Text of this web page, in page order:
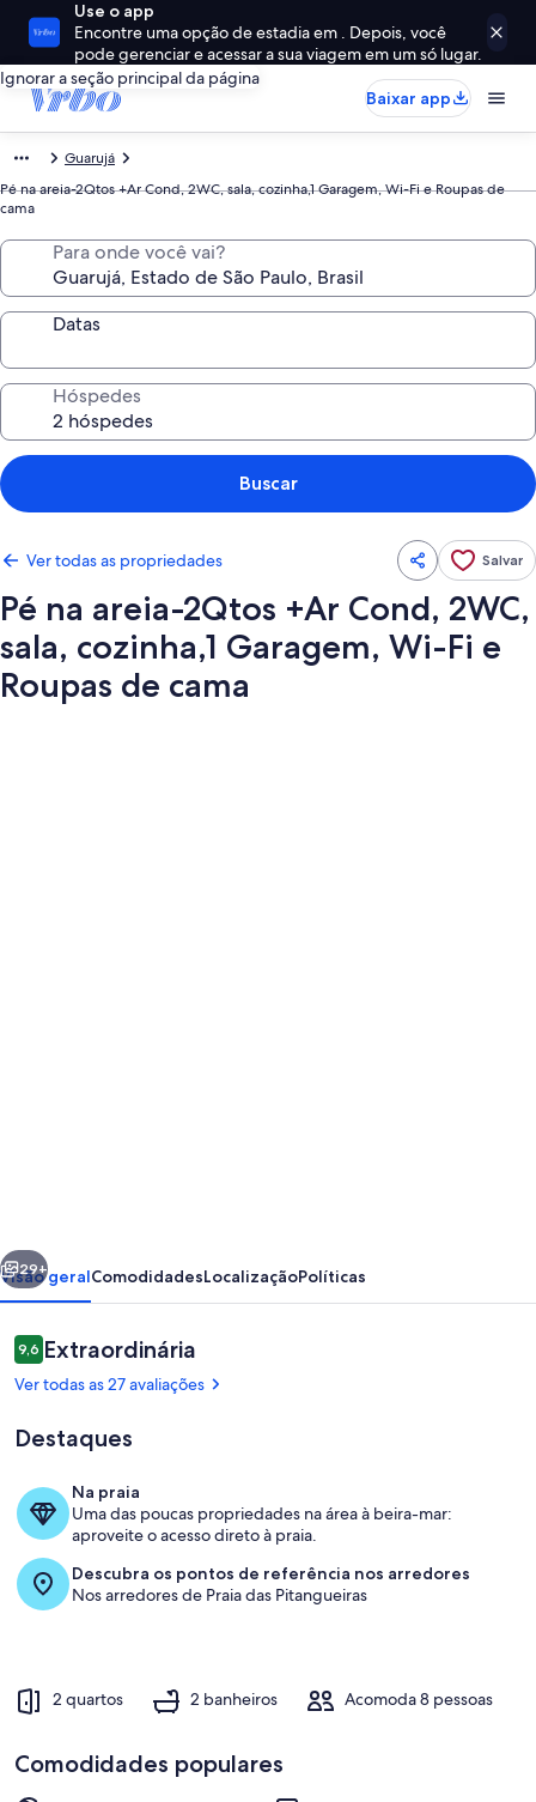
Use o app
Encontre uma opção de estadia em . Depois, você
pode gerenciar e acessar a sua viagem em um só lugar.
Ignorar a seção principal da página
Baixar app
Guarujá
Pé na areia-2Qtos +Ar Cond, 2WC, sala, cozinha,1 Garagem, Wi-Fi e Roupas de
cama
Para onde você vai?
Datas
Hóspedes
Buscar
Ver todas as propriedades Salvar
Pé na areia-2Qtos +Ar Cond, 2WC,
sala, cozinha,1 Garagem, Wi-Fi e
Roupas de cama
+Ar
Cond,
2WC,
sala,
Garagem,
Wi-
Fi
Roupas
Área de estar
Próximo
29+
Visão geralComodidadesLocalizaçãoPolíticas
Avaliações
9,69,6 de 10
Extraordinária
Ver todas as 27 avaliações
Destaques
Na praia
Uma das poucas propriedades na área à beira-mar:
aproveite o acesso direto à praia.
Descubra os pontos de referência nos arredores
Nos arredores de Praia das Pitangueiras
2 quartos 2 banheiros Acomoda 8 pessoas
Comodidades populares